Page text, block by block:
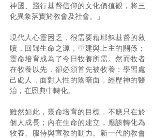
神國、踐行基督信仰的文化價值觀，將三
化異象落實於教會及社會。」
現代人心靈困乏，很需要藉耶穌基督的救
贖，回歸生命之源，重建與上主的關係；
靈命培育成為了今日牧養所需。然而牧者
在牧養以先，卻必須首先被牧養：學習處
己處人，面對人性的陰暗面，經歷神的醫
治，在恩典中轉化。
雖然如此，靈命培育的目標，不應只在於
個人成長；內在生命的建立，應該轉化為
牧養、服侍與宣教的動力。新一代的教會